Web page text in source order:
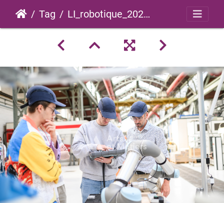
Tag LI_robotique_2024_0015